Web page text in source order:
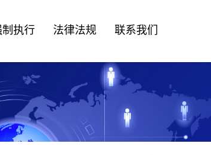
制执行 法律法规 联系我们